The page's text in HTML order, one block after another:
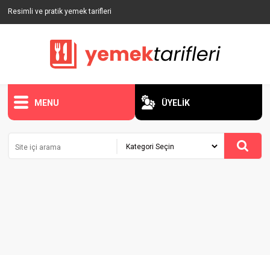
Resimli ve pratik yemek tarifleri
MENU ÜYELİK